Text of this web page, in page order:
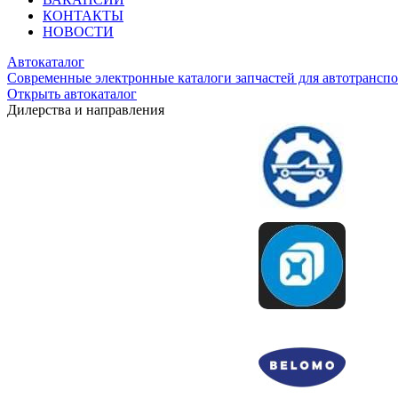
КОНТАКТЫ
НОВОСТИ
Автокаталог
Современные электронные каталоги запчастей для
Открыть автокаталог
Дилерства и направления